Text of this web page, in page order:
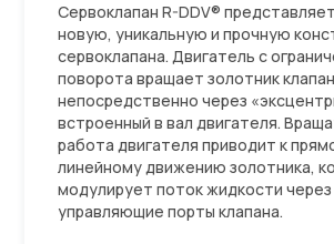
Сервоклапан R-DDV®
новую, уникальную и прочную
сервоклапана. Двигатель с
поворота вращает золотник
непосредственно через
встроенный в вал двигателя.
работа двигателя приводит к
линейному движению золотника,
модулирует поток жидкости через
управляющие порты клапана.